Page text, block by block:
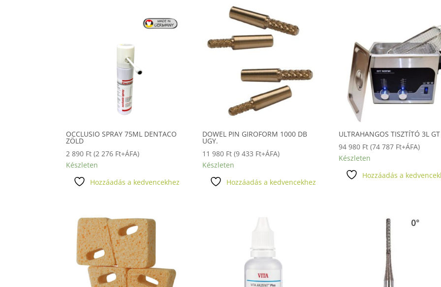
OCCLUSIO SPRAY 75ML DENTACO
ZÖLD
2 890 Ft (2 276 Ft+ÁFA)
Készleten
Hozzáadás a kedvencekhez
DOWEL PIN GIROFORM 1000 DB
UGY.
11 980 Ft (9 433 Ft+ÁFA)
Készleten
Hozzáadás a kedvencekhez
ULTRAHANGOS TISZTÍTÓ 3L GT
94 980 Ft (74 787 Ft+ÁFA)
Készleten
Hozzáadás a